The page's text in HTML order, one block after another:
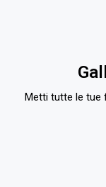
Metti tutte le tue